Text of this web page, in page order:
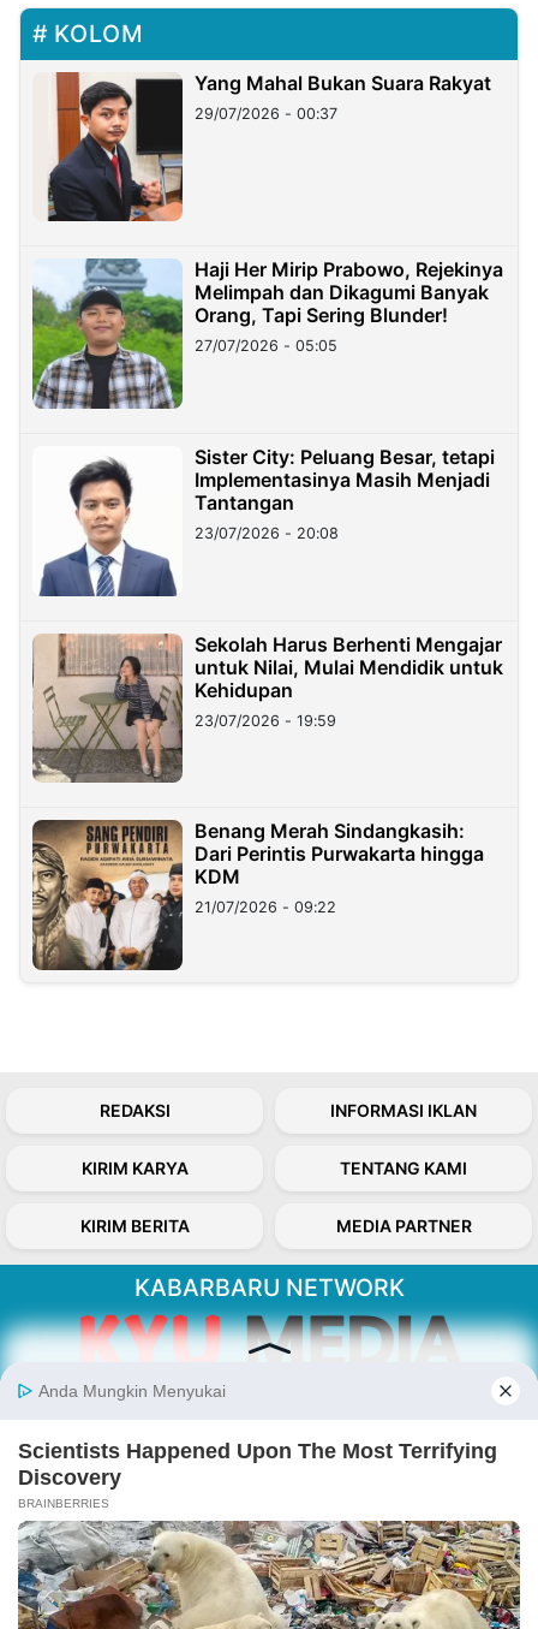
KOLOM
Yang Mahal Bukan Suara Rakyat
29/07/2026 - 00:37
Haji Her Mirip Prabowo, Rejekinya
Melimpah dan Dikagumi Banyak
Orang, Tapi Sering Blunder!
27/07/2026 - 05:05
Sister City: Peluang Besar, tetapi
Implementasinya Masih Menjadi
Tantangan
23/07/2026 - 20:08
Sekolah Harus Berhenti Mengajar
untuk Nilai, Mulai Mendidik untuk
Kehidupan
23/07/2026 - 19:59
Benang Merah Sindangkasih:
Dari Perintis Purwakarta hingga
KDM
21/07/2026 - 09:22
REDAKSI INFORMASI IKLAN
KIRIM KARYA TENTANG KAMI
KIRIM BERITA MEDIA PARTNER
KABARBARU NETWORK
Follow Kabarbaru